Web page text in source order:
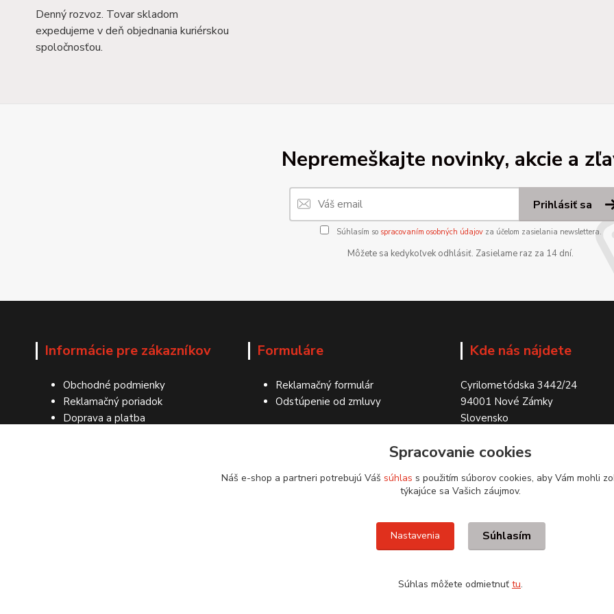
Denný rozvoz. Tovar skladom
expedujeme v deň objednania kuriérskou
spoločnosťou.
Nepremeškajte novinky, akcie a
Prihlásiť sa
Súhlasím so spracovaním osobných údajovza účelom zasielania newslettera.
Môžete sa kedykoľvek odhlásiť. Zasielame raz za 14 dní.
Informácie pre zákazníkov
Obchodné podmienky
Reklamačný poriadok
Doprava a platba
Formuláre
Reklamačný formulár
Odstúpenie od zmluvy
Kde nás nájdete
Cyrilometódska 3442/24
94001 Nové Zámky
Slovensko
Spracovanie cookies
Náš e-shop a partneri potrebujú Váš súhlas s použitím súborov cookies, aby Vám mohli
týkajúce sa Vašich záujmov.
Nastavenia Súhlasím
Súhlas môžete odmietnuť tu.